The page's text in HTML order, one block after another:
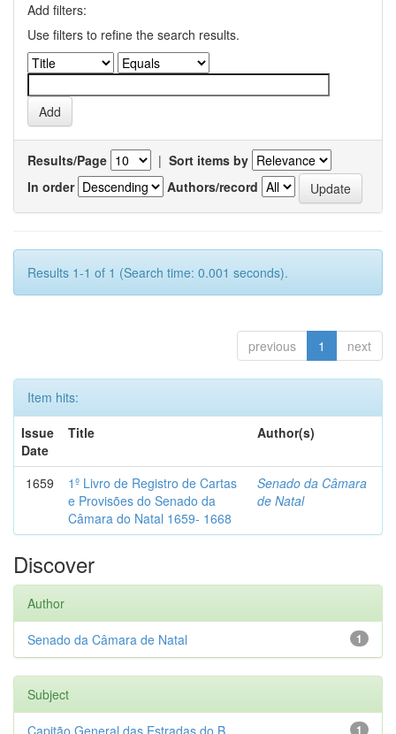
Add filters:
Use filters to refine the search results.
Results/Page | Sort items by
In order
Authors/record
Results 1-1 of 1 (Search time: 0.001 seconds).
previous 1 next
Item hits:
Issue
Date
Title Author(s)
1659
1º Livro de Registro de Cartas
e Provisões do Senado da
Câmara do Natal 1659- 1668
Senado da Câmara
de Natal
Discover
Author
1
Senado da Câmara de Natal
Subject
1
Capitão General das Estradas do B...